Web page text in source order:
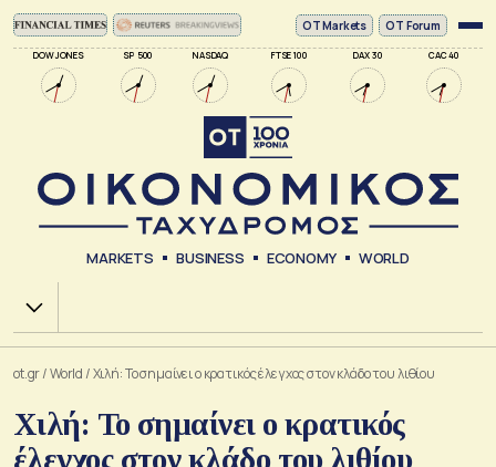
DOW JONES SP 500 NASDAQ FTSE 100 DAX 30 CAC 40
ΟΤ Markets OT Forum
MARKETS BUSINESS ECONOMY WORLD
Χ.Α.
ot.gr/World /Χιλή: Το σημαίνει ο κρατικός έλεγχος στον κλάδο του λιθίου
Χιλή: Το σημαίνει ο κρατικός
έλεγχος στον κλάδο του λιθίου